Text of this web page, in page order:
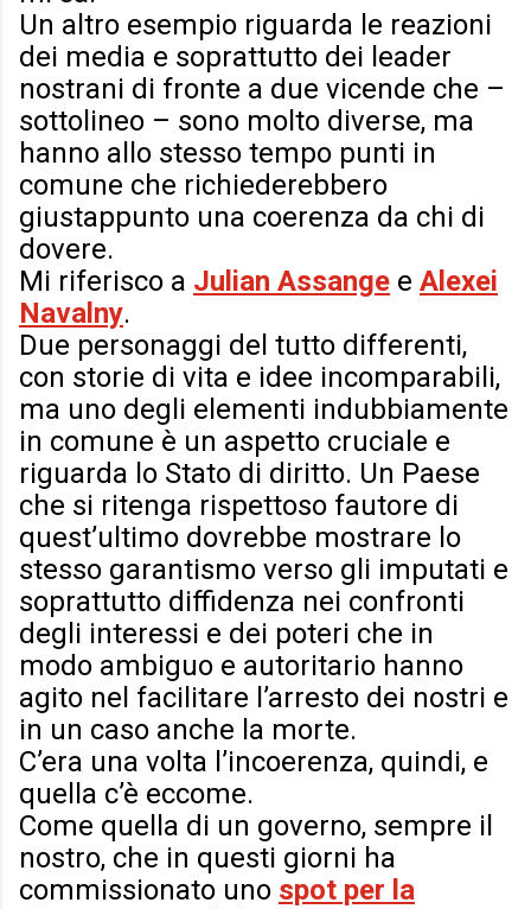
Un altro esempio riguarda le reazioni
dei media e soprattutto dei leader
nostrani di fronte a due vicende che –
sottolineo – sono molto diverse, ma
hanno allo stesso tempo punti in
comune che richiederebbero
giustappunto una coerenza da chi di
dovere.
Mi riferisco a Julian Assange e Alexei
Navalny.
Due personaggi del tutto differenti,
con storie di vita e idee incomparabili,
ma uno degli elementi indubbiamente
in comune è un aspetto cruciale e
riguarda lo Stato di diritto. Un Paese
che si ritenga rispettoso fautore di
quest’ultimo dovrebbe mostrare lo
stesso garantismo verso gli imputati e
soprattutto diffidenza nei confronti
degli interessi e dei poteri che in
modo ambiguo e autoritario hanno
agito nel facilitare l’arresto dei nostri e
in un caso anche la morte.
C’era una volta l’incoerenza, quindi, e
quella c’è eccome.
Come quella di un governo, sempre il
nostro, che in questi giorni ha
commissionato uno spot per la